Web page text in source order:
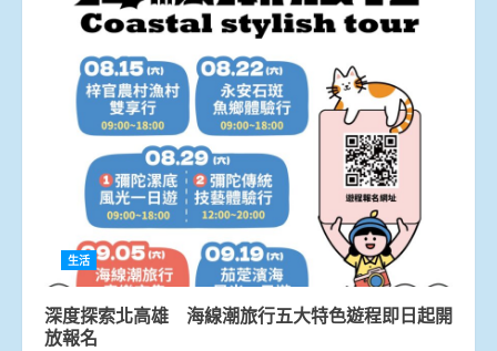
生活
深度探索北高雄 海線潮旅行五大特色遊程即日起開
放報名